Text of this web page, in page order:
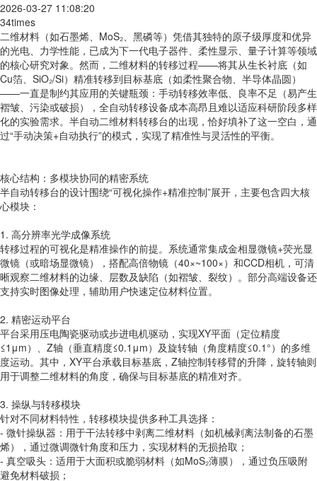
2026-03-27 11:08:20
34times
二维材料（如石墨烯、MoS₂、黑磷等）凭借其独特的原子级厚度和优异
的光电、力学性能，已成为下一代电子器件、柔性显示、量子计算等领域
的核心研究对象。然而，二维材料的转移过程——将其从生长衬底（如
Cu箔、SiO₂/Si）精准转移到目标基底（如柔性聚合物、半导体晶圆）
——一直是制约其应用的关键瓶颈：手动转移效率低、良率不足（易产生
褶皱、污染或破损），全自动转移设备成本高昂且难以适应科研阶段多样
化的实验需求。半自动二维材料转移台的出现，恰好填补了这一空白，通
过“手动决策+自动执行”的模式，实现了精准性与灵活性的平衡。
核心结构：多模块协同的精密系统
半自动转移台的设计围绕“可视化操作+精准控制”展开，主要包含四大核
心模块：
1. 高分辨率光学成像系统
转移过程的可视化是精准操作的前提。系统通常集成金相显微镜+荧光显
微镜（或暗场显微镜），搭配高倍物镜（40×~100×）和CCD相机，可清
晰观察二维材料的边缘、层数及缺陷（如褶皱、裂纹）。部分高端设备还
支持实时图像处理，辅助用户快速定位材料位置。
2. 精密运动平台
平台采用压电陶瓷驱动或步进电机驱动，实现XY平面（定位精度
≤1μm）、Z轴（垂直精度≤0.1μm）及旋转轴（角度精度≤0.1°）的多维
度运动。其中，XY平台承载目标基底，Z轴控制转移臂的升降，旋转轴则
用于调整二维材料的角度，确保与目标基底的精准对齐。
3. 操纵与转移模块
针对不同材料特性，转移模块提供多种工具选择：
- 微针操纵器：用于干法转移中剥离二维材料（如机械剥离法制备的石墨
烯），通过微调微针角度和压力，实现材料的无损拾取；
- 真空吸头：适用于大面积或脆弱材料（如MoS₂薄膜），通过负压吸附
避免材料破损；